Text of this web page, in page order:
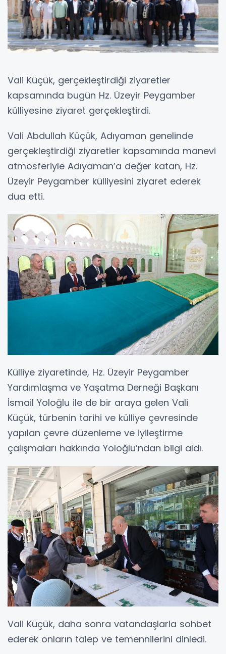
Vali Küçük, gerçekleştirdiği ziyaretler
kapsamında bugün Hz. Üzeyir Peygamber
külliyesine ziyaret gerçekleştirdi.
Vali Abdullah Küçük, Adıyaman genelinde
gerçekleştirdiği ziyaretler kapsamında manevi
atmosferiyle Adıyaman’a değer katan, Hz.
Üzeyir Peygamber külliyesini ziyaret ederek
dua etti.
Külliye ziyaretinde, Hz. Üzeyir Peygamber
Yardımlaşma ve Yaşatma Derneği Başkanı
İsmail Yoloğlu ile de bir araya gelen Vali
Küçük, türbenin tarihi ve külliye çevresinde
yapılan çevre düzenleme ve iyileştirme
çalışmaları hakkında Yoloğlu’ndan bilgi aldı.
Vali Küçük, daha sonra vatandaşlarla sohbet
ederek onların talep ve temennilerini dinledi.